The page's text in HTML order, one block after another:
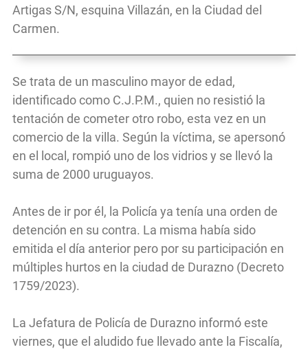
Artigas S/N, esquina Villazán, en la Ciudad del
Carmen.
Se trata de un masculino mayor de edad,
identificado como C.J.P.M., quien no resistió la
tentación de cometer otro robo, esta vez en un
comercio de la villa. Según la víctima, se apersonó
en el local, rompió uno de los vidrios y se llevó la
suma de 2000 uruguayos.
Antes de ir por él, la Policía ya tenía una orden de
detención en su contra. La misma había sido
emitida el día anterior pero por su participación en
múltiples hurtos en la ciudad de Durazno (Decreto
1759/2023).
La Jefatura de Policía de Durazno informó este
viernes, que el aludido fue llevado ante la Fiscalía,